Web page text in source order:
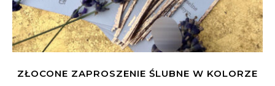
ZŁOCONE ZAPROSZENIE ŚLUBNE W KOLORZE